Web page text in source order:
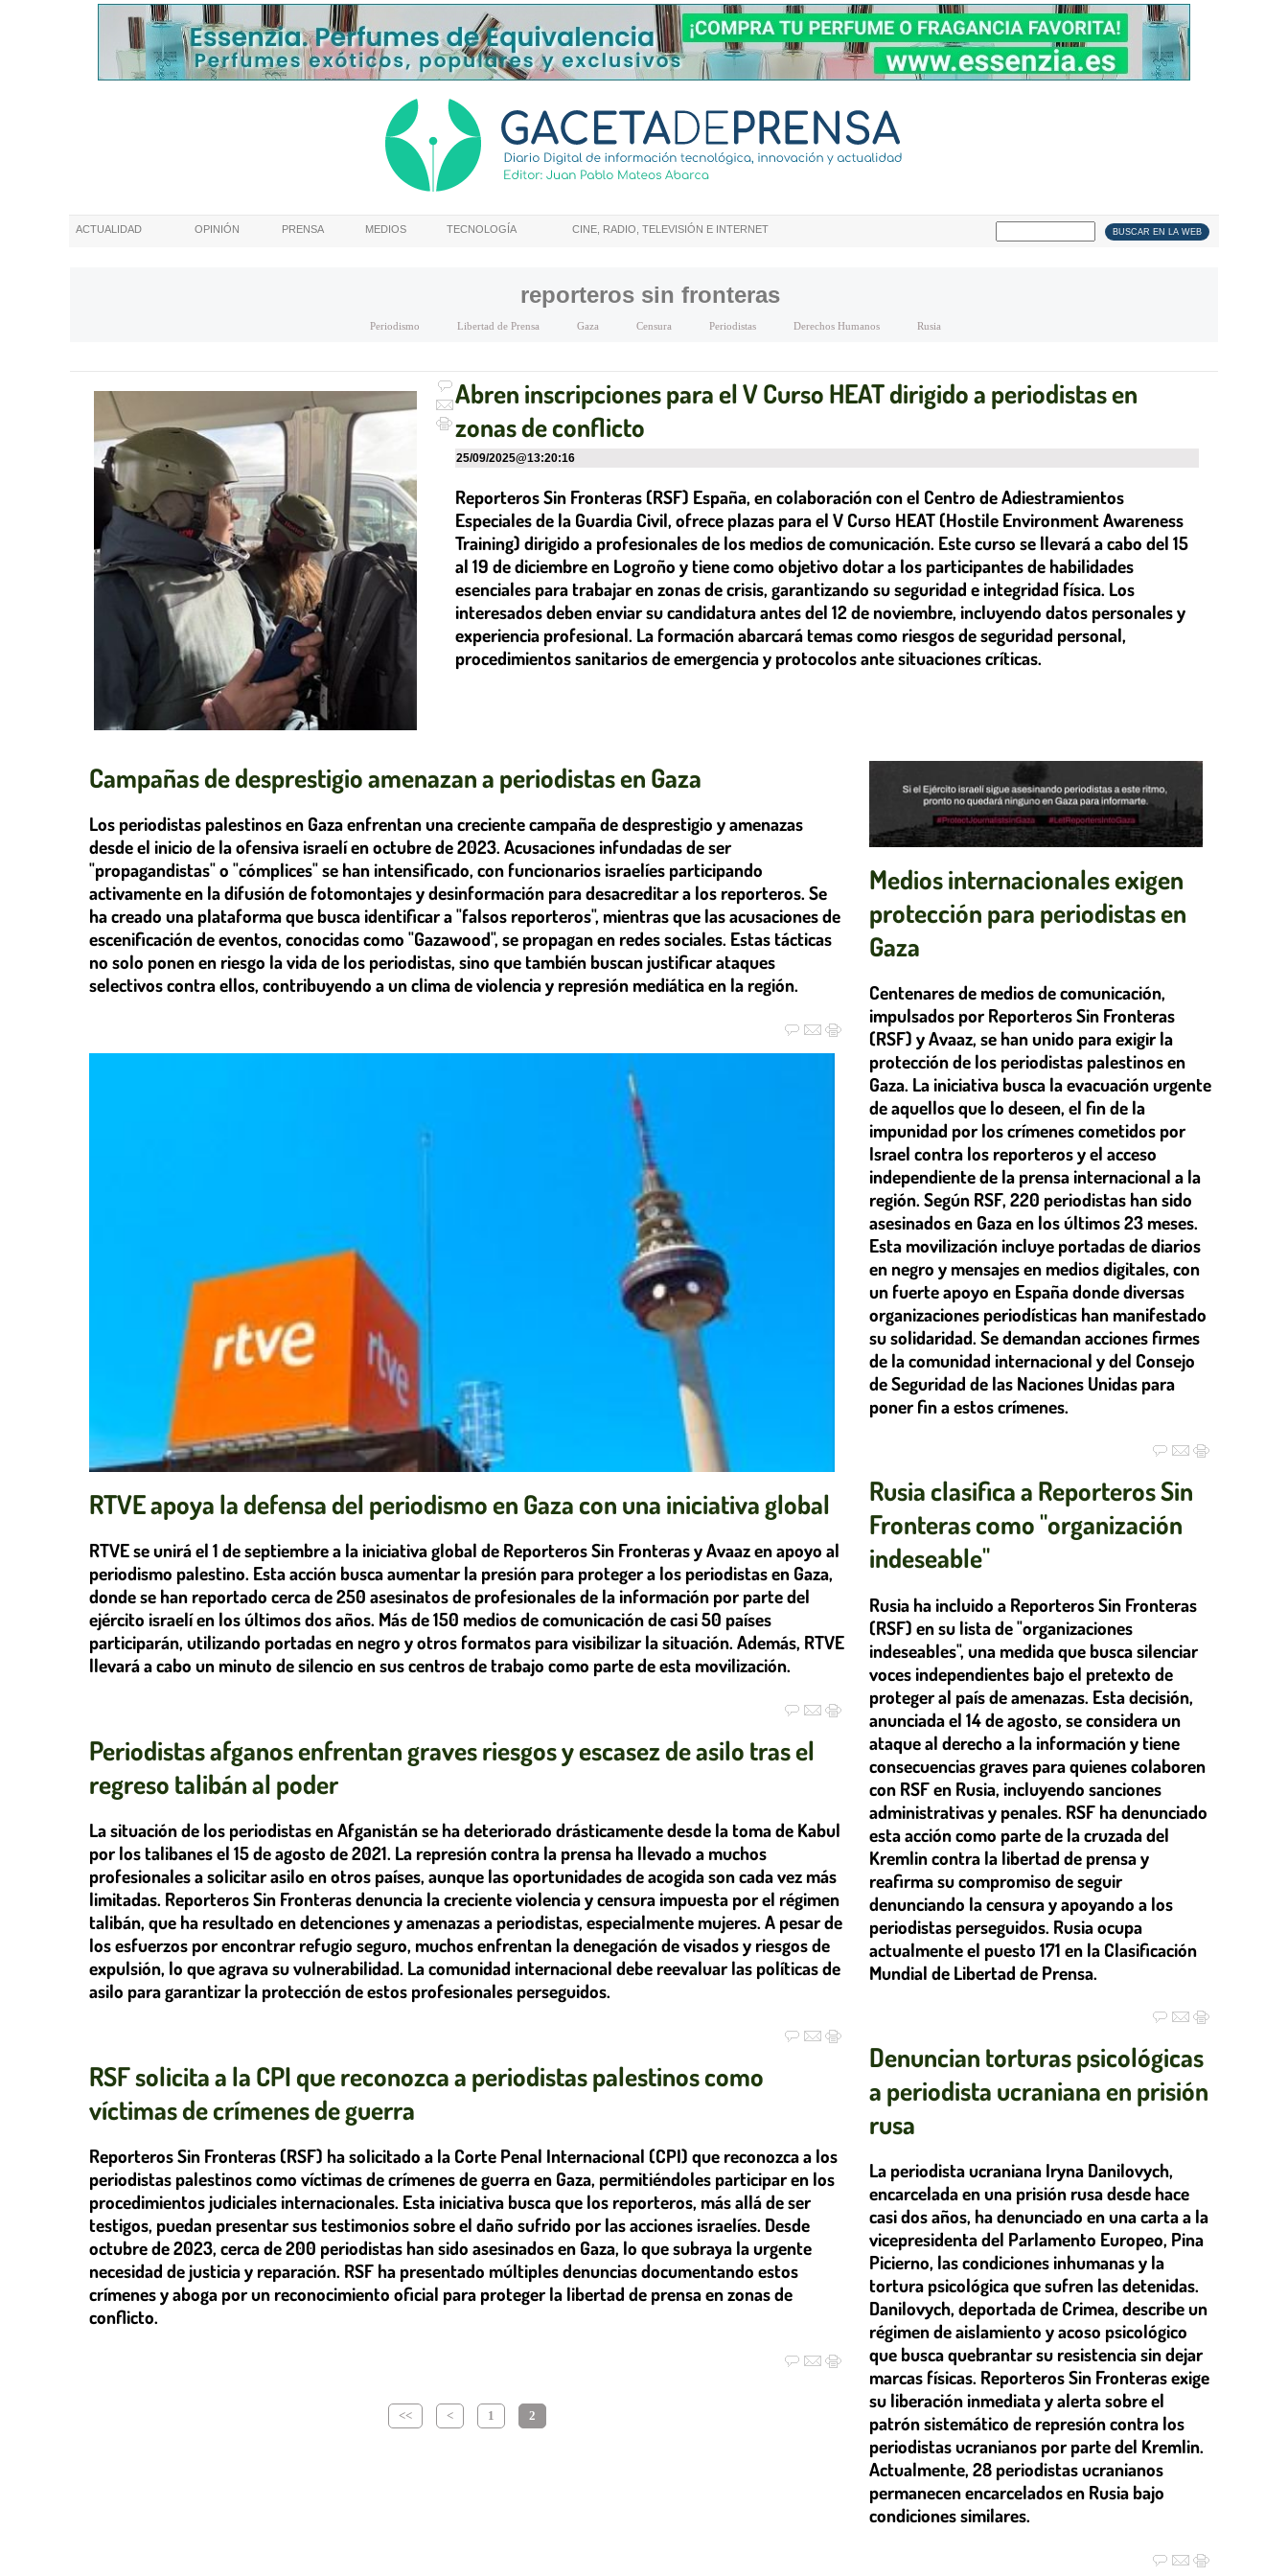
ACTUALIDAD OPINIÓN PRENSA MEDIOS TECNOLOGÍA CINE, RADIO, TELEVISIÓN E INTERNET
reporteros sin fronteras
Periodismo Libertad de Prensa Gaza Censura Periodistas Derechos Humanos Rusia
Abren inscripciones para el V Curso HEAT dirigido a periodistas en
zonas de conflicto
25/09/2025@13:20:16
Reporteros Sin Fronteras (RSF) España, en colaboración con el Centro de Adiestramientos
Especiales de la Guardia Civil, ofrece plazas para el V Curso HEAT (Hostile Environment Awareness
Training) dirigido a profesionales de los medios de comunicación. Este curso se llevará a cabo del 15
al 19 de diciembre en Logroño y tiene como objetivo dotar a los participantes de habilidades
esenciales para trabajar en zonas de crisis, garantizando su seguridad e integridad física. Los
interesados deben enviar su candidatura antes del 12 de noviembre, incluyendo datos personales y
experiencia profesional. La formación abarcará temas como riesgos de seguridad personal,
procedimientos sanitarios de emergencia y protocolos ante situaciones críticas.
Campañas de desprestigio amenazan a periodistas en Gaza
Los periodistas palestinos en Gaza enfrentan una creciente campaña de desprestigio y amenazas
desde el inicio de la ofensiva israelí en octubre de 2023. Acusaciones infundadas de ser
"propagandistas" o "cómplices" se han intensificado, con funcionarios israelíes participando
activamente en la difusión de fotomontajes y desinformación para desacreditar a los reporteros. Se
ha creado una plataforma que busca identificar a "falsos reporteros", mientras que las acusaciones de
escenificación de eventos, conocidas como "Gazawood", se propagan en redes sociales. Estas tácticas
no solo ponen en riesgo la vida de los periodistas, sino que también buscan justificar ataques
selectivos contra ellos, contribuyendo a un clima de violencia y represión mediática en la región.
RTVE apoya la defensa del periodismo en Gaza con una iniciativa global
RTVE se unirá el 1 de septiembre a la iniciativa global de Reporteros Sin Fronteras y Avaaz en apoyo al
periodismo palestino. Esta acción busca aumentar la presión para proteger a los periodistas en Gaza,
donde se han reportado cerca de 250 asesinatos de profesionales de la información por parte del
ejército israelí en los últimos dos años. Más de 150 medios de comunicación de casi 50 países
participarán, utilizando portadas en negro y otros formatos para visibilizar la situación. Además, RTVE
llevará a cabo un minuto de silencio en sus centros de trabajo como parte de esta movilización.
Periodistas afganos enfrentan graves riesgos y escasez de asilo tras el
regreso talibán al poder
La situación de los periodistas en Afganistán se ha deteriorado drásticamente desde la toma de Kabul
por los talibanes el 15 de agosto de 2021. La represión contra la prensa ha llevado a muchos
profesionales a solicitar asilo en otros países, aunque las oportunidades de acogida son cada vez más
limitadas. Reporteros Sin Fronteras denuncia la creciente violencia y censura impuesta por el régimen
talibán, que ha resultado en detenciones y amenazas a periodistas, especialmente mujeres. A pesar de
los esfuerzos por encontrar refugio seguro, muchos enfrentan la denegación de visados y riesgos de
expulsión, lo que agrava su vulnerabilidad. La comunidad internacional debe reevaluar las políticas de
asilo para garantizar la protección de estos profesionales perseguidos.
RSF solicita a la CPI que reconozca a periodistas palestinos como
víctimas de crímenes de guerra
Reporteros Sin Fronteras (RSF) ha solicitado a la Corte Penal Internacional (CPI) que reconozca a los
periodistas palestinos como víctimas de crímenes de guerra en Gaza, permitiéndoles participar en los
procedimientos judiciales internacionales. Esta iniciativa busca que los reporteros, más allá de ser
testigos, puedan presentar sus testimonios sobre el daño sufrido por las acciones israelíes. Desde
octubre de 2023, cerca de 200 periodistas han sido asesinados en Gaza, lo que subraya la urgente
necesidad de justicia y reparación. RSF ha presentado múltiples denuncias documentando estos
crímenes y aboga por un reconocimiento oficial para proteger la libertad de prensa en zonas de
conflicto.
<< < 1 2
Medios internacionales exigen
protección para periodistas en
Gaza
Centenares de medios de comunicación,
impulsados por Reporteros Sin Fronteras
(RSF) y Avaaz, se han unido para exigir la
protección de los periodistas palestinos en
Gaza. La iniciativa busca la evacuación urgente
de aquellos que lo deseen, el fin de la
impunidad por los crímenes cometidos por
Israel contra los reporteros y el acceso
independiente de la prensa internacional a la
región. Según RSF, 220 periodistas han sido
asesinados en Gaza en los últimos 23 meses.
Esta movilización incluye portadas de diarios
en negro y mensajes en medios digitales, con
un fuerte apoyo en España donde diversas
organizaciones periodísticas han manifestado
su solidaridad. Se demandan acciones firmes
de la comunidad internacional y del Consejo
de Seguridad de las Naciones Unidas para
poner fin a estos crímenes.
Rusia clasifica a Reporteros Sin
Fronteras como "organización
indeseable"
Rusia ha incluido a Reporteros Sin Fronteras
(RSF) en su lista de "organizaciones
indeseables", una medida que busca silenciar
voces independientes bajo el pretexto de
proteger al país de amenazas. Esta decisión,
anunciada el 14 de agosto, se considera un
ataque al derecho a la información y tiene
consecuencias graves para quienes colaboren
con RSF en Rusia, incluyendo sanciones
administrativas y penales. RSF ha denunciado
esta acción como parte de la cruzada del
Kremlin contra la libertad de prensa y
reafirma su compromiso de seguir
denunciando la censura y apoyando a los
periodistas perseguidos. Rusia ocupa
actualmente el puesto 171 en la Clasificación
Mundial de Libertad de Prensa.
Denuncian torturas psicológicas
a periodista ucraniana en prisión
rusa
La periodista ucraniana Iryna Danilovych,
encarcelada en una prisión rusa desde hace
casi dos años, ha denunciado en una carta a la
vicepresidenta del Parlamento Europeo, Pina
Picierno, las condiciones inhumanas y la
tortura psicológica que sufren las detenidas.
Danilovych, deportada de Crimea, describe un
régimen de aislamiento y acoso psicológico
que busca quebrantar su resistencia sin dejar
marcas físicas. Reporteros Sin Fronteras exige
su liberación inmediata y alerta sobre el
patrón sistemático de represión contra los
periodistas ucranianos por parte del Kremlin.
Actualmente, 28 periodistas ucranianos
permanecen encarcelados en Rusia bajo
condiciones similares.